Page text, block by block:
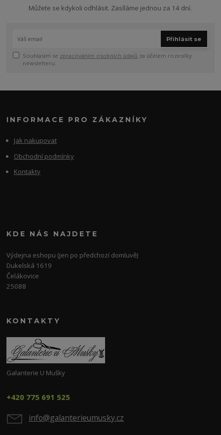
Můžete se kdykoli odhlásit. Zasíláme jednou za 14 dní.
Přihlásit se
Souhlasím se zpracováním osobních údajů za účelem rozesílky
newsletteru.
INFORMACE PRO ZÁKAZNÍKY
Jak nakupovat
Obchodní podmínky
Kontakty
KDE NÁS NAJDETE
Výdejna eshopu (jen po předchozí domluvě)
Dukelská 1619
Čelákovice
25088
KONTAKTY
Galanterie U Mušky
+420 775 691 525
info@galanterieumusky.cz